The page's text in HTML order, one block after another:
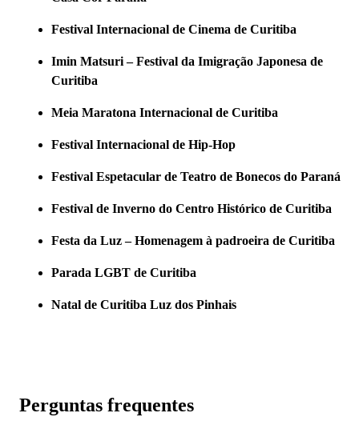
Festival Internacional de Cinema de Curitiba
Imin Matsuri – Festival da Imigração Japonesa de
Curitiba
Meia Maratona Internacional de Curitiba
Festival Internacional de Hip-Hop
Festival Espetacular de Teatro de Bonecos do Paraná
Festival de Inverno do Centro Histórico de Curitiba
Festa da Luz – Homenagem à padroeira de Curitiba
Parada LGBT de Curitiba
Natal de Curitiba Luz dos Pinhais
Perguntas frequentes